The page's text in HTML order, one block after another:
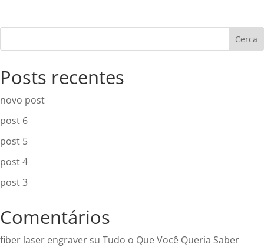
r
t
e
:
Cerca
Posts recentes
novo post
post 6
post 5
post 4
post 3
Comentários
fiber laser engraver su Tudo o Que Você Queria Saber